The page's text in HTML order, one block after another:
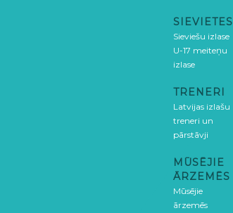
SIEVIETES
Sieviešu izlase
U-17 meiteņu
izlase
TRENERI
Latvijas izlašu
treneri un
pārstāvji
MŪSĒJIE
ĀRZEMĒS
Mūsējie
ārzemēs